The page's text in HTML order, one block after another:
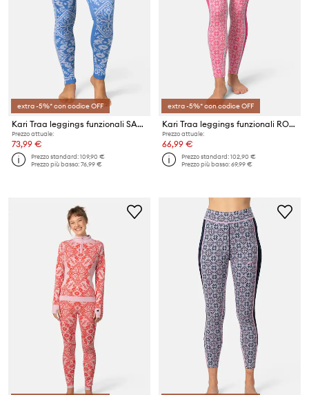
extra -5%* con codice OFF
Kari Traa leggings funzionali SAGA
Prezzo attuale:
73,99 €
Prezzo standard:109,90 €
Prezzo più basso:76,99 €
extra -5%* con codice OFF
Kari Traa leggings funzionali ROSE
Prezzo attuale:
66,99 €
Prezzo standard:102,90 €
Prezzo più basso:69,99 €